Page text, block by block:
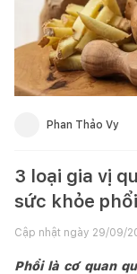
Phan Thảo Vy
3 loại gia vị
sức khỏe
Cập nhật ngày 29/09/
Phổi là cơ quan